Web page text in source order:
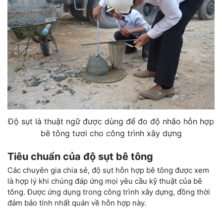
Độ sụt là thuật ngữ được dùng để đo độ nhão hỗn hợp
bê tông tươi cho công trình xây dựng
Tiêu chuẩn của độ sụt bê tông
Các chuyên gia chia sẻ, độ sụt hỗn hợp bê tông được xem
là hợp lý khi chúng đáp ứng mọi yêu cầu kỹ thuật của bê
tông. Được ứng dụng trong công trình xây dựng, đồng thời
đảm bảo tính nhất quán về hỗn hợp này.